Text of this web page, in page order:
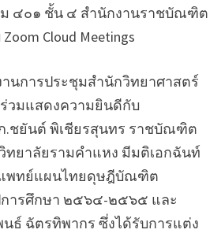
๔๐๑ ชั้น ๔ สำนักงานราชบัณฑิต
Cloud Meetings
นการประชุมสำนักวิทยาศาสตร์
วมแสดงความยินดีกับ
.ชยันต์ พิเชียรสุนทร ราชบัณฑิต
ทยาลัยรามคำแหง มีมติเอกฉันท์
พทย์แผนไทยดุษฎีบัณฑิต
ารศึกษา ๒๕๖๔-๒๕๖๕ และ
ธ์ ฉัตรทิพากร ซึ่งได้รับการแต่ง